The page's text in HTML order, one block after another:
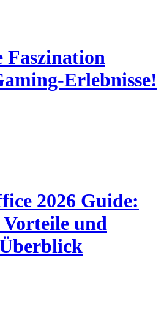
Faszination
Erlebnisse!
2026 Guide:
und